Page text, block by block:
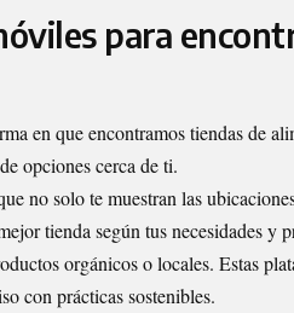
para
en que encontramos tiendas de
opciones cerca de ti.
no solo te muestran las
tienda según tus necesidades y
orgánicos o locales. Estas
con prácticas sostenibles.